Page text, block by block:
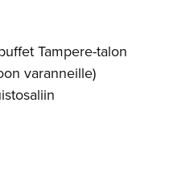
Tampere-talon
varanneille)